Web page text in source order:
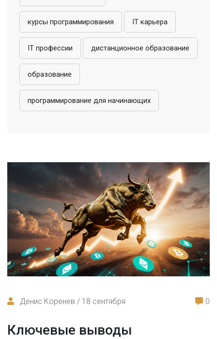
курсы программирования IT карьера
IT профессии дистанционное образование
образование
программирование для начинающих
Денис Коренев / 18 сентября 0
Ключевые выводы